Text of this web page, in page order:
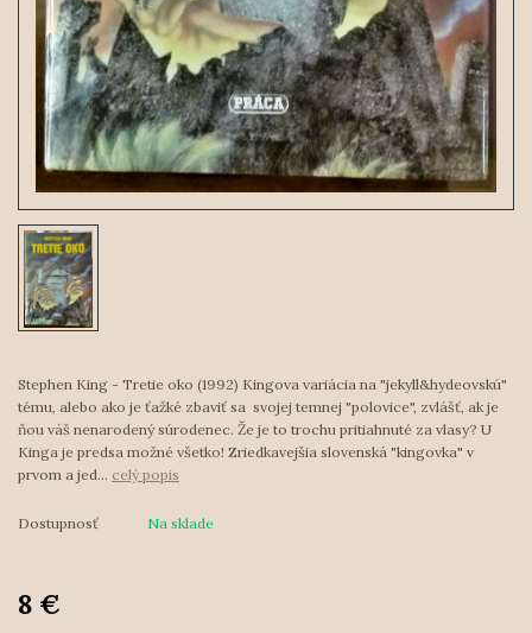
Stephen King - Tretie oko (1992) Kingova variácia na "jekyll&hydeovskú"
tému, alebo ako je ťažké zbaviť sa svojej temnej "polovice", zvlášť, ak je
ňou váš nenarodený súrodenec. Že je to trochu pritiahnuté za vlasy? U
Kinga je predsa možné všetko! Zriedkavejšia slovenská "kingovka" v
prvom a jed... celý popis
Dostupnosť Na sklade
8 €